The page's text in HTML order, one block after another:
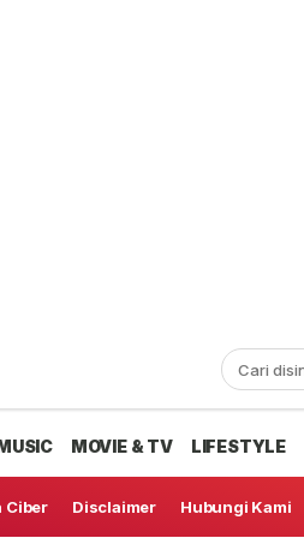
MOVIE & TV LIFESTYLE
Ciber Disclaimer Hubungi Kami